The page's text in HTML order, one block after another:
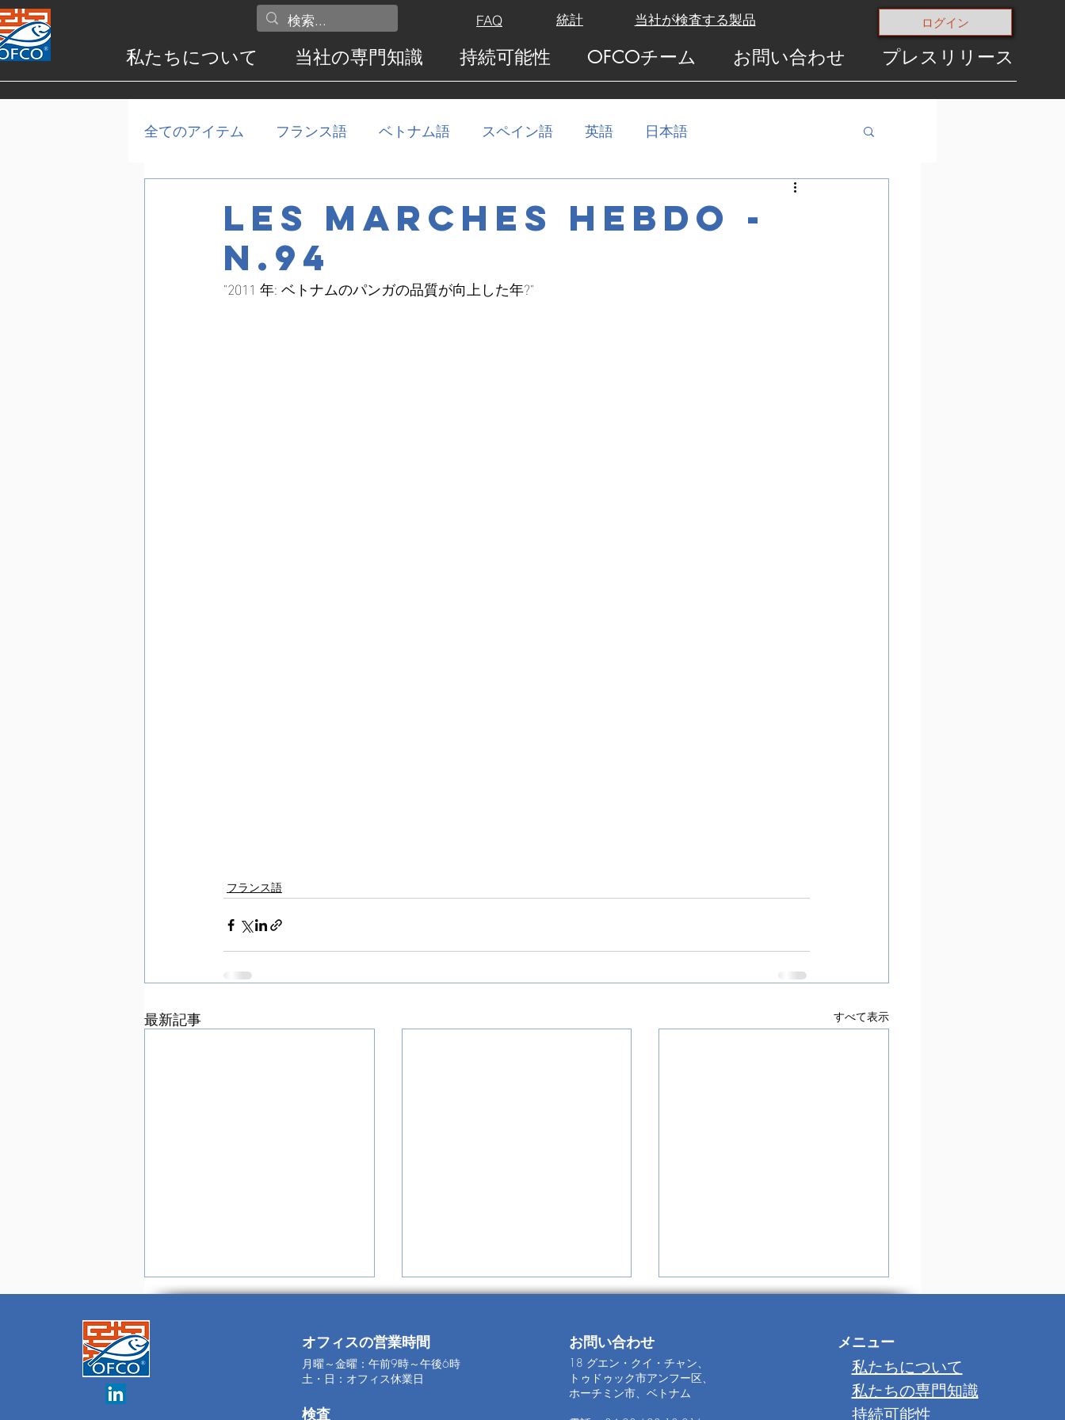
私たちについて 当社の専門知識 持続可能性 OFCOチーム お問い合わせ プレスリリース
当社が検査する製品
統計 ログイン
FAQ
全てのアイテム フランス語 ベトナム語 スペイン語 英語 日本語
LES MARCHES HEBDO -
N.94
"2011 年: ベトナムのパンガの品質が向上した年?"
フランス語
最新記事 すべて表示
オフィスの営業時間
月曜～金曜：午前9時～午後6時
土・日：オフィス休業日
検査
お問い合わせ
18 グエン・クイ・チャン、
トゥドゥック市アンフー区、
ホーチミン市、ベトナム
メニュー
私たちについて
私たちの専門知識
持続可能性